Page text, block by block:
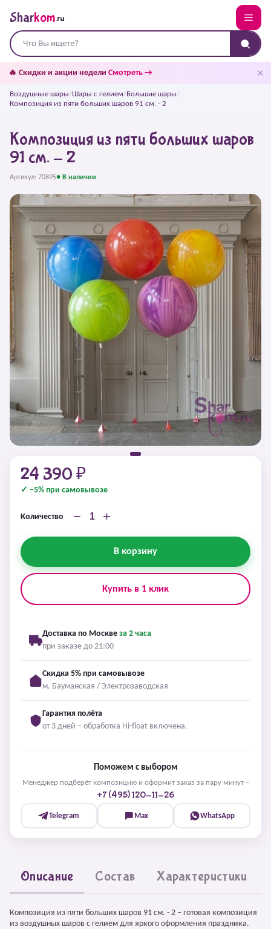
Sharkom.ru
🔥 Скидки и акции недели Смотреть → ✕
Воздушные шары/Шары с гелием/Большие шары/
Композиция из пяти больших шаров 91 см. - 2
Композиция из пяти больших шаров
91 см. - 2
Артикул: 70895● В наличии
24 390 ₽
✓ −5% при самовывозе
Количество − +
В корзину
Купить в 1 клик
Доставка по Москве за 2 часа
при заказе до 21:00
Скидка 5% при самовывозе
м. Бауманская / Электрозаводская
Гарантия полёта
от 3 дней – обработка Hi-float включена.
Поможем с выбором
Менеджер подберёт композицию и оформит заказ за пару минут –
+7 (495) 120-11-26
Telegram Max WhatsApp
Описание Состав Характеристики
Композиция из пяти больших шаров 91 см. - 2 – готовая композиция
из воздушных шаров с гелием для яркого оформления праздника.